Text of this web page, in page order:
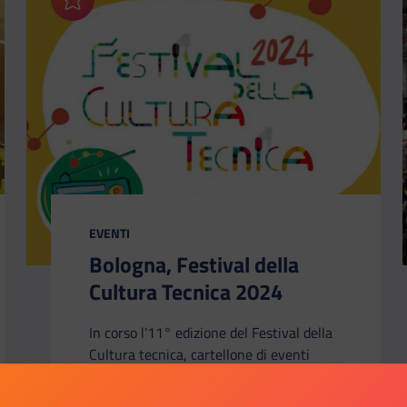
Aggiungi ai preferiti
CATEGORIA:
EVENTI
Bologna, Festival della
Cultura Tecnica 2024
In corso l’11° edizione del Festival della
Cultura tecnica, cartellone di eventi